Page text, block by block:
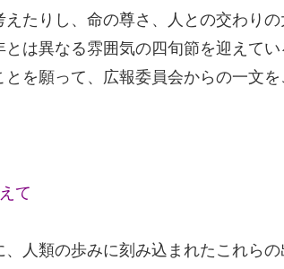
たりし、命の尊さ、人との交わり
とは異なる雰囲気の四旬節を迎えて
を願って、広報委員会からの一文を
て
人類の歩みに刻み込まれたこれら